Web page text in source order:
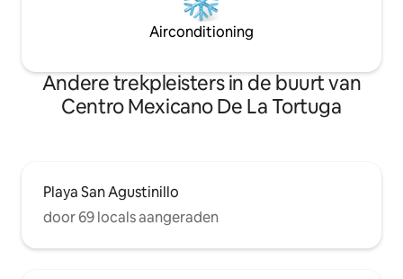
Airconditioning
Andere trekpleisters in de buurt van
Centro Mexicano De La Tortuga
Playa San Agustinillo
door 69 locals aangeraden